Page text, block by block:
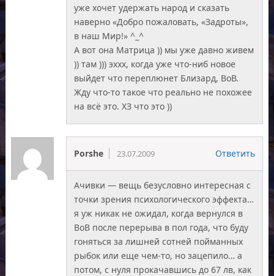
уже хочет удержать народ и сказать
наверно «Добро пожаловать, «Задроты»,
в наш Мир!» ^_^
А вот она Матрица )) мы уже давно живем
)) там ))) эххх, когда уже что-ниб новое
выйдет что переплюнет Близард, ВоВ.
Жду что-то такое что реально не похожее
на всё это. ХЗ что это ))
Porshe 23.07.2009 Ответить
Ачивки — вещь безусловно интересная с
точки зрения психологического эффекта…
я уж никак не ожидал, когда вернулся в
ВоВ после перерыва в пол года, что буду
гоняться за лишней сотней пойманных
рыбок или еще чем-то, но зацепило… а
потом, с нуля прокачавшись до 67 лв, как